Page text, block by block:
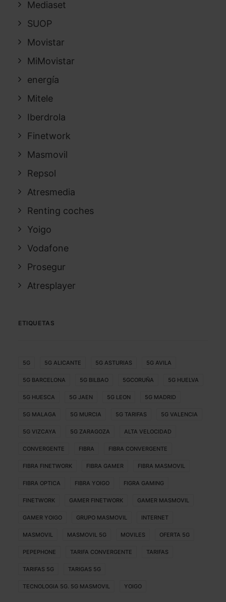
Mediaset
SUOP
Movistar
MiMovistar
energía
Mitele
Iberdrola
Finetwork
Masmovil
Repsol
Atresmedia
Renting coches
Yoigo
Vodafone
Prosegur
Atresplayer
ETIQUETAS
5G 5G ALICANTE 5G ASTURIAS 5G AVILA
5G BARCELONA 5G BILBAO 5GCORUÑA 5G HUELVA
5G HUESCA 5G JAEN 5G LEON 5G MADRID
5G MALAGA 5G MURCIA 5G TARIFAS 5G VALENCIA
5G VIZCAYA 5G ZARAGOZA ALTA VELOCIDAD
CONVERGENTE FIBRA FIBRA CONVERGENTE
FIBRA FINETWORK FIBRA GAMER FIBRA MASMOVIL
FIBRA OPTICA FIBRA YOIGO FIGRA GAMING
FINETWORK GAMER FINETWORK GAMER MASMOVIL
GAMER YOIGO GRUPO MASMOVIL INTERNET
MASMOVIL MASMOVIL 5G MOVILES OFERTA 5G
PEPEPHONE TARIFA CONVERGENTE TARIFAS
TARIFAS 5G TARIGAS 5G
TECNOLOGIA 5G. 5G MASMOVIL YOIGO